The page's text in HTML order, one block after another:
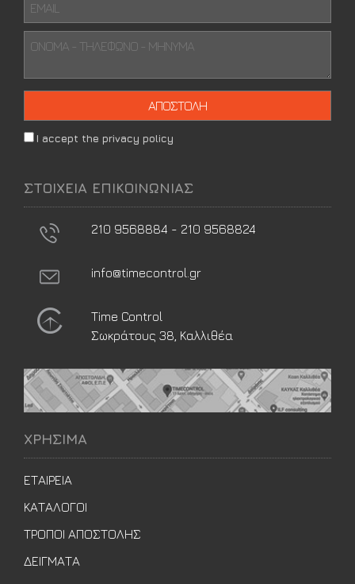
I accept the privacy policy
ΣΤΟΙΧΕΙΑ ΕΠΙΚΟΙΝΩΝΙΑΣ
210 9568884 - 210 9568824
info@timecontrol.gr
Time Control
Σωκράτους 38, Καλλιθέα
ΧΡΗΣΙΜΑ
ΕΤΑΙΡΕΙΑ
ΚΑΤΑΛΟΓΟΙ
ΤΡΟΠΟΙ ΑΠΟΣΤΟΛΗΣ
ΔΕΙΓΜΑΤΑ